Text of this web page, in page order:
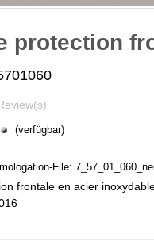
protection
(verfügbar)
File:
frontale en acier